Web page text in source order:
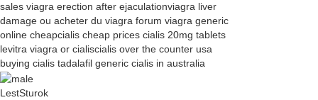
sales viagra erection after ejaculationviagra liver
damage ou acheter du viagra forum viagra generic
online cheapcialis cheap prices cialis 20mg tablets
levitra viagra or cialiscialis over the counter usa
buying cialis tadalafil generic cialis in australia
LestSturok